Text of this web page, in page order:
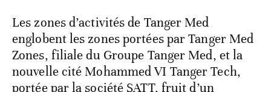
Les zones d’activités de Tanger Med
englobent les zones portées par Tanger Med
Zones, filiale du Groupe Tanger Med, et la
nouvelle cité Mohammed VI Tanger Tech,
portée par la société SATT, fruit d’un